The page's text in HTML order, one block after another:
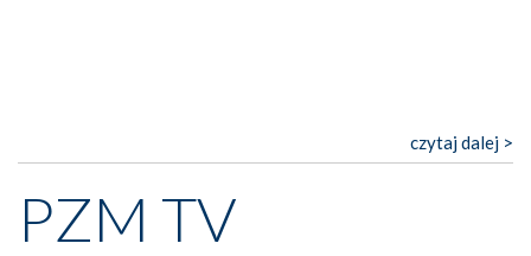
czytaj dalej >
PZM TV